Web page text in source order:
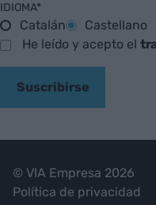
IDIOMA*
Catalán
Castellano
He leído y acepto el
Suscribirse
© VIA Empresa 2026
Política de privacidad